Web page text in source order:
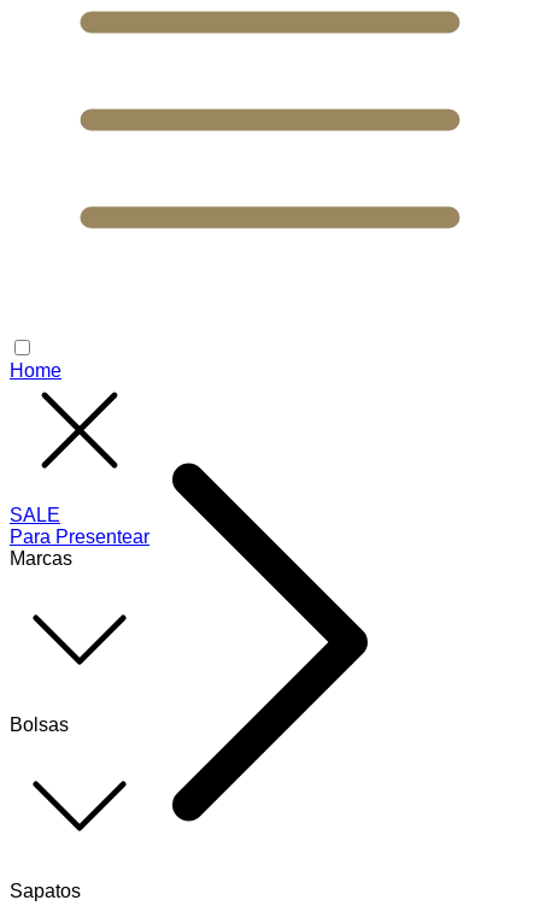
SALE
Para Presentear
Marcas
Bolsas
Sapatos
Home